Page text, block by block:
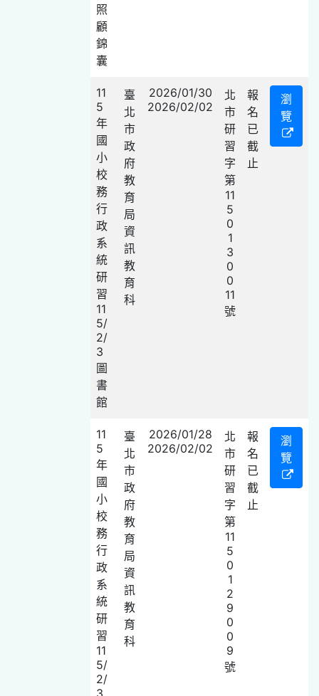
照
顧
錦
囊
11
5
年
國
小
校
務
行
政
系
統
研
習
11
5/
2/
3
圖
書
館
臺
北
市
政
府
教
育
局
資
訊
教
育
科
2026/01/30
2026/02/02
北
市
研
習
字
第
11
5
0
1
3
0
0
11
號
報
名
已
截
止
瀏
覽
11
5
年
國
小
校
務
行
政
系
統
研
習
11
5/
2/
3
臺
北
市
政
府
教
育
局
資
訊
教
育
科
2026/01/28
2026/02/02
北
市
研
習
字
第
11
5
0
1
2
9
0
0
9
號
報
名
已
截
止
瀏
覽